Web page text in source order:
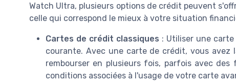
Watch Ultra, plusieurs options de crédit peuvent
celle qui correspond le mieux à votre situation
Cartes de crédit classiques : Utiliser une
courante. Avec une carte de crédit, vous
rembourser en plusieurs fois, parfois avec
conditions associées à l'usage de votre carte